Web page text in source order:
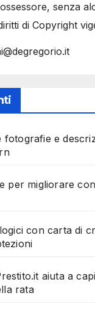
senza
di Copyright
fotografie e
per migliorare
con carta di
aiuta a
rata